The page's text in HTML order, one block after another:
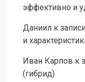
эффективно и
Даниил к
и
Иван Карпов к
(гибрид)